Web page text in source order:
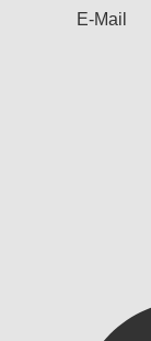
E-Mail